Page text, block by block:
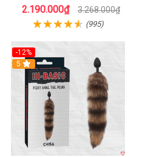
2.190.000₫ 3.268.000₫
(995)
-12%
Hot
5